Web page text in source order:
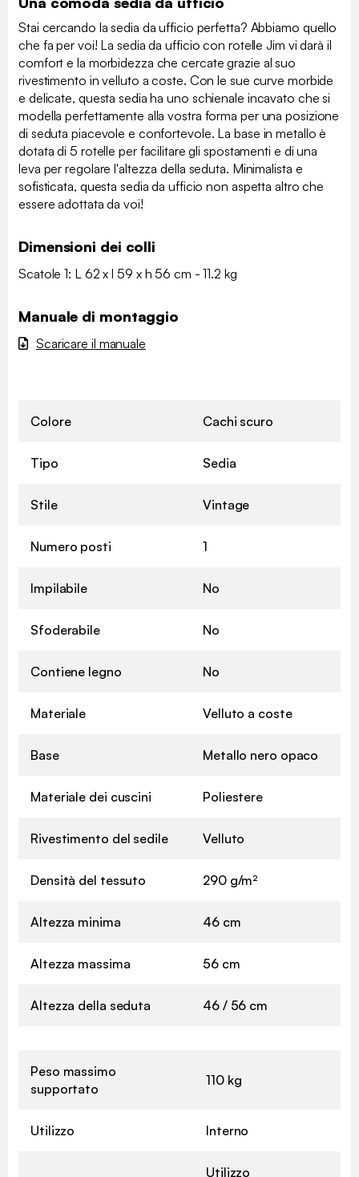
Stai cercando la sedia da ufficio perfetta? Abbiamo quello
che fa per voi! La sedia da ufficio con rotelle Jim vi darà il
comfort e la morbidezza che cercate grazie al suo
rivestimento in velluto a coste. Con le sue curve morbide
e delicate, questa sedia ha uno schienale incavato che si
modella perfettamente alla vostra forma per una posizione
di seduta piacevole e confortevole. La base in metallo è
dotata di 5 rotelle per facilitare gli spostamenti e di una
leva per regolare l'altezza della seduta. Minimalista e
sofisticata, questa sedia da ufficio non aspetta altro che
essere adottata da voi!
Dimensioni dei colli
Scatole 1: L 62 x l 59 x h 56 cm - 11.2 kg
Manuale di montaggio
Scaricare il manuale
Colore Cachi scuro
Tipo Sedia
Stile Vintage
Numero posti 1
Impilabile No
Sfoderabile No
Contiene legno No
Materiale Velluto a coste
Base Metallo nero opaco
Materiale dei cuscini Poliestere
Rivestimento del sedile Velluto
Densità del tessuto 290 g/m²
Altezza minima 46 cm
Altezza massima 56 cm
Altezza della seduta 46 / 56 cm
Peso massimo
supportato
110 kg
Utilizzo Interno
Utilizzo